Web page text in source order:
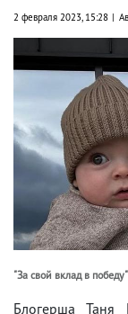
2 февраля 2023, 15:28
"За свой вклад в
Блогерша Таня